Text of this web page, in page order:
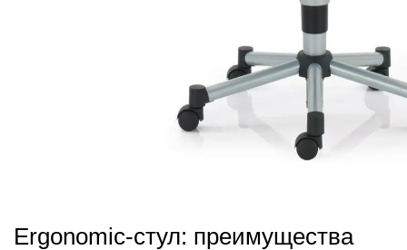
Ergonomic-стул: преимущества